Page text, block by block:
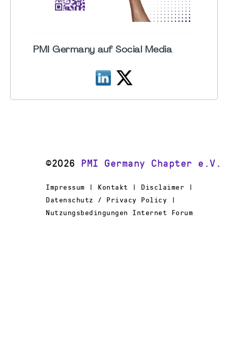
PMI Germany auf Social Media
©2026 PMI Germany Chapter e.V.
Impressum | Kontakt | Disclaimer |
Datenschutz / Privacy Policy |
Nutzungsbedingungen Internet Forum